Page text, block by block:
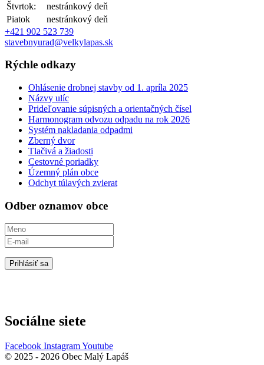
Štvrtok:
nestránkový deň
Piatok
nestránkový deň
+421 902 523 739
stavebnyurad@velkylapas.sk
Rýchle odkazy
Ohlásenie drobnej stavby od 1. apríla 2025
Názvy ulíc
Prideľovanie súpisných a orientačných čísel
Harmonogram odvozu odpadu na rok 2026
Systém nakladania odpadmi
Zberný dvor
Tlačivá a žiadosti
Cestovné poriadky
Územný plán obce
Odchyt túlavých zvierat
Odber oznamov obce
Prihlásiť sa
Sociálne siete
Facebook InstagramYoutube
© 2025 - 2026 Obec Malý Lapáš